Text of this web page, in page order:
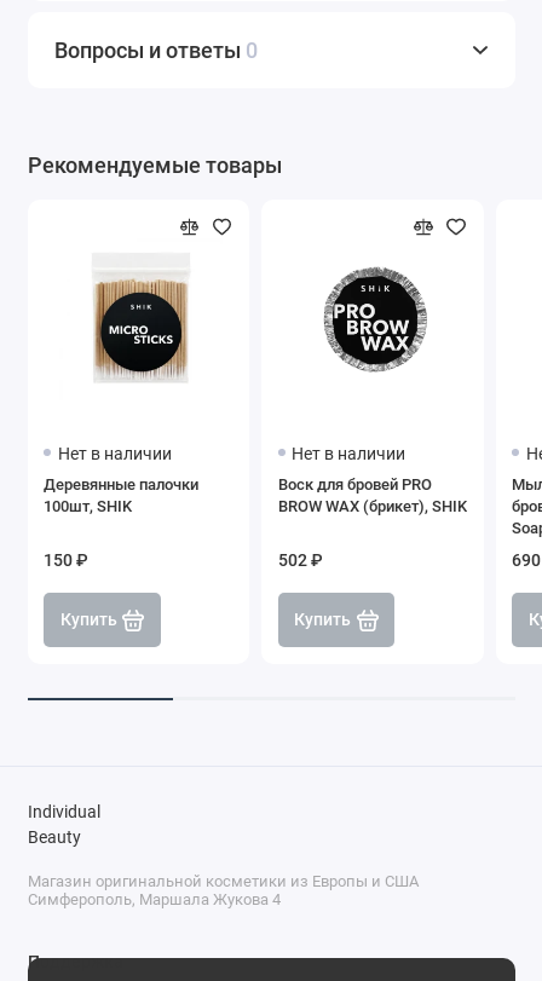
Вопросы и ответы 0
Рекомендуемые товары
Нет в наличии
Деревянные палочки
100шт, SHIK
150 ₽
Купить
Нет в наличии
Воск для бровей PRO
BROW WAX (брикет), SHIK
502 ₽
Купить
Individual
Beauty
Магазин оригинальной косметики из Европы и США
Симферополь, Маршала Жукова 4
Поддержка